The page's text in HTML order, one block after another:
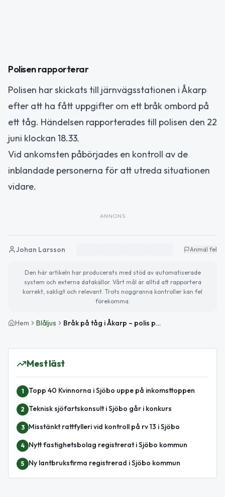
Polisen rapporterar
Polisen har skickats till järnvägsstationen i Åkarp
efter att ha fått uppgifter om ett bråk ombord på
ett tåg. Händelsen rapporterades till polisen den 22
juni klockan 18.33.
Vid ankomsten påbörjades en kontroll av de
inblandade personerna för att utreda situationen
vidare.
ANNONS
Johan Larsson Anmäl fel
Den här artikeln har producerats med stöd av automatiserade
system och externa datakällor. Vårt mål är alltid att rapportera
korrekt, sakligt och relevant. Trots noggranna kontroller kan fel
förekomma.
Hem Blåljus Bråk på tåg i Åkarp – polis på plats
Mest läst
1 Topp 40 Kvinnorna i Sjöbo uppe på inkomsttoppen
2 Teknisk sjöfartskonsult i Sjöbo går i konkurs
3 Misstänkt rattfylleri vid kontroll på rv 13 i Sjöbo
4 Nytt fastighetsbolag registrerat i Sjöbo kommun
5 Ny lantbruksfirma registrerad i Sjöbo kommun